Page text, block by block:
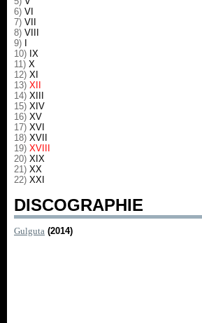
6) VI
7) VII
8) VIII
9)
10) IX
11) X
12) XI
13) XII
14) XIII
15) XIV
16) XV
17) XVI
18) XVII
19) XVIII
20) XIX
21) XX
22) XXI
DISCOGRAPHIE
Gulguta (2014)